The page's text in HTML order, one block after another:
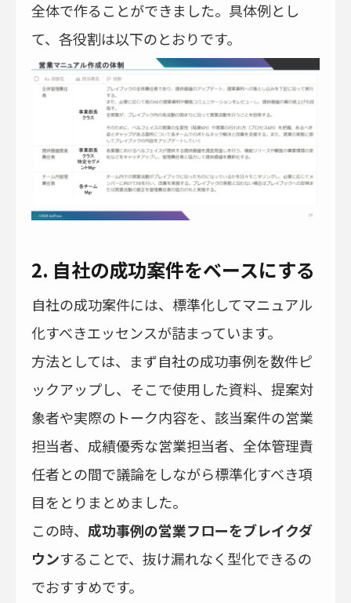
全体で作ることができました。具体例とし
て、各役割は以下のとおりです。
2. 自社の成功案件をベースにする
自社の成功案件には、標準化してマニュアル
化すべきエッセンスが詰まっています。
方法としては、まず自社の成功事例を数件ピ
ックアップし、そこで使用した資料、提案対
象者や実際のトーク内容を、該当案件の営業
担当者、成績優秀な営業担当者、全体管理責
任者との間で議論をしながら標準化すべき項
目をとりまとめました。
この時、 成功事例の営業フローをブレイクダ
ウンすることで、抜け漏れなく型化できるの
でおすすめです。